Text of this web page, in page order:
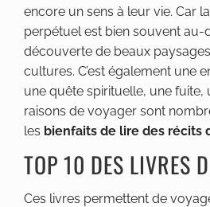
encore un sens à leur vie. Car
perpétuel est bien souvent au-
découverte de beaux
cultures. C’est également une
une quête spirituelle, une fuite,
raisons de voyager sont
les bienfaits de lire des récits
TOP 10 DES LIVRES
Ces livres permettent de